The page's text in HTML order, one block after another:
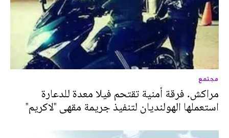
مجتمع
مراكش. فرقة أمنية تقتحم فيلا معدة للدعارة
استعملها الهولنديان لتنفيذ جريمة مقهى "لاكريم"